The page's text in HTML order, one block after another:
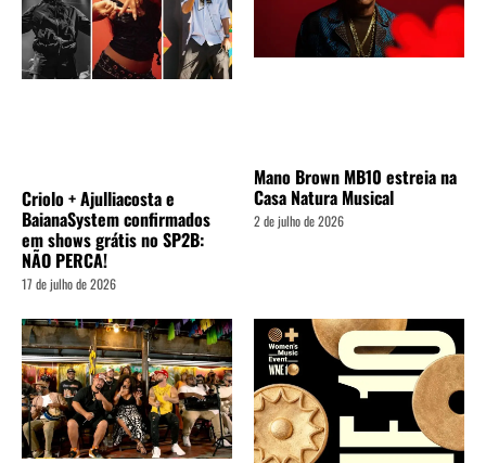
Criolo + Ajulliacosta e
BaianaSystem confirmados
em shows grátis no SP2B:
NÃO PERCA!
17 de julho de 2026
Mano Brown MB10 estreia na
Casa Natura Musical
2 de julho de 2026